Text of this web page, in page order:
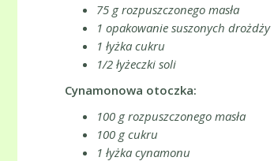
75 g rozpuszczonego masła
1 opakowanie suszonych drożdży
1 łyżka cukru
1/2 łyżeczki soli
Cynamonowa otoczka:
100 g rozpuszczonego masła
100 g cukru
1 łyżka cynamonu